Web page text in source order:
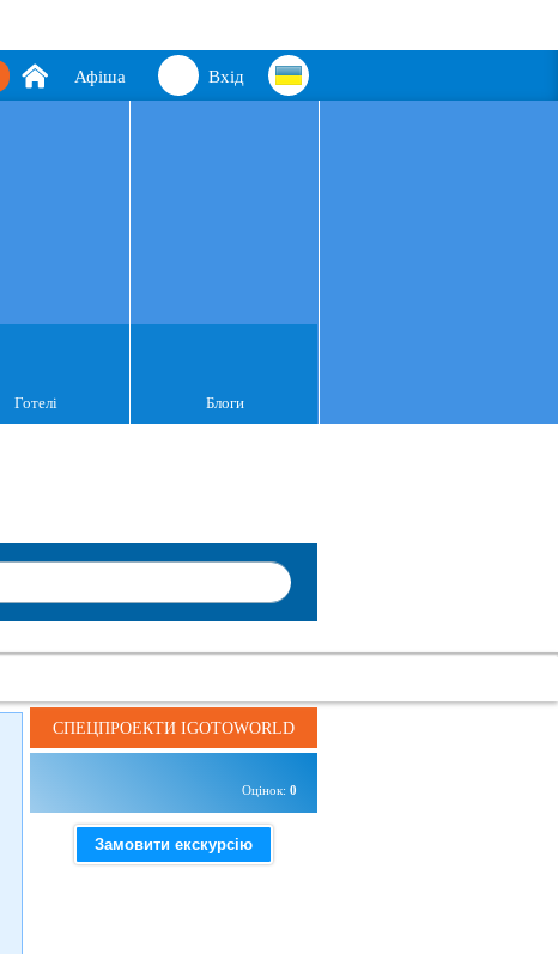
Вхід
Афіша
Готелі Блоги
СПЕЦПРОЕКТИ IGOTOWORLD
Оцінок: 0
Замовити екскурсію